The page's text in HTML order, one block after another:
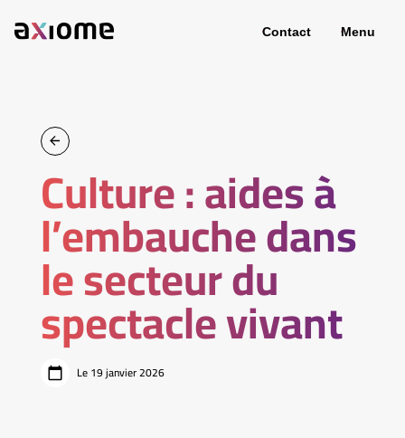
Contact Menu
Culture : aides à
l’embauche dans
le secteur du
spectacle vivant
Le 19 janvier 2026